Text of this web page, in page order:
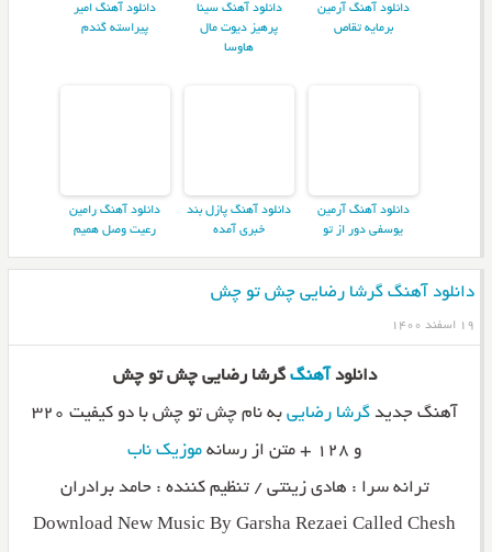
دانلود آهنگ آرمین
برمایه تقاص
دانلود آهنگ سینا
پرهیز دیوت مال
هاوسا
دانلود آهنگ امیر
پیراسته گندم
دانلود آهنگ آرمین
یوسفی دور از تو
دانلود آهنگ پازل بند
خبری آمده
دانلود آهنگ رامین
رعیت وصل همیم
دانلود آهنگ گرشا رضایی چش تو چش
۱۹ اسفند ۱۴۰۰
دانلود آهنگ گرشا رضایی چش تو چش
آهنگ جدیدگرشا رضایی
به نام چش تو چش با دو کیفیت ۳۲۰
و ۱۲۸ + متن از رسانه
موزیک ناب
ترانه سرا : هادی زینتی / تنظیم کننده : حامد برادران
Download New Music By Garsha Rezaei Called Chesh